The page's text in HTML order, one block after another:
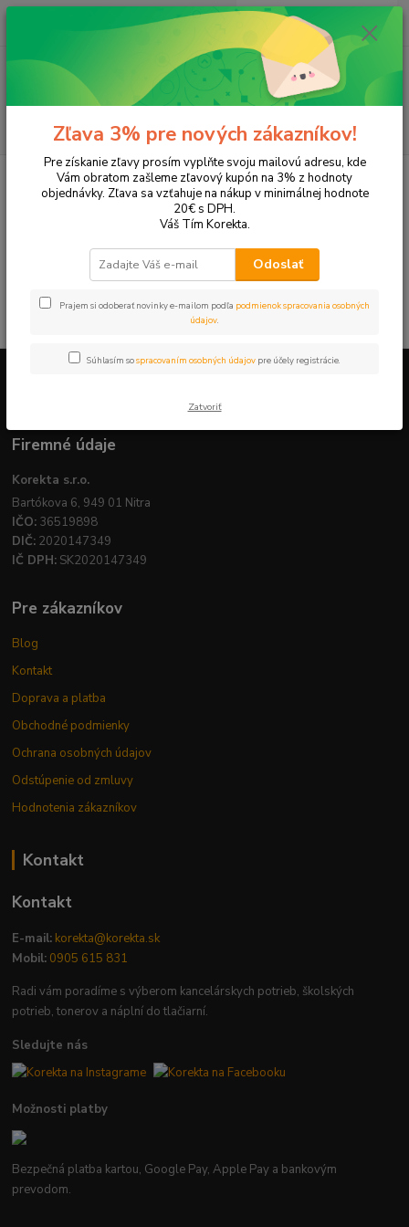
Hľadať
ks
za 0,00 EUR
Tonery a náplne do tlačiarní Hewlett Packard
HP DesignJet
DesignJet 70
V tejto kategórii nebol nájdený žiadny tovar.
Firemné údaje a informácie
Firemné údaje
Korekta s.r.o.
Bartókova 6, 949 01 Nitra
IČO: 36519898
DIČ: 2020147349
IČ DPH: SK2020147349
Pre zákazníkov
Blog
Kontakt
Doprava a platba
Obchodné podmienky
Ochrana osobných údajov
Odstúpenie od zmluvy
Hodnotenia zákazníkov
Kontakt
Kontakt
E-mail: korekta@korekta.sk
Mobil: 0905 615 831
Radi vám poradíme s výberom kancelárskych potrieb, školských
potrieb, tonerov a náplní do tlačiarní.
Sledujte nás
Možnosti platby
Bezpečná platba kartou, Google Pay, Apple Pay a bankovým
prevodom.
Zľava 3% pre nových zákazníkov!
Pre získanie zľavy prosím vyplňte svoju mailovú adresu, kde
Vám obratom zašleme zľavový kupón na 3% z hodnoty
objednávky. Zľava sa vzťahuje na nákup v minimálnej hodnote
20€ s DPH.
Váš Tím Korekta.
Odoslať
Prajem si odoberať novinky e-mailom podľa podmienok spracovania osobných
údajov.
Súhlasím sospracovaním osobných údajov pre účely registrácie.
Zatvoriť